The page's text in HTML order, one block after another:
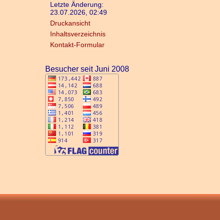
Letzte Änderung:
23.07.2026, 02:49
Druckansicht
Inhaltsverzeichnis
Kontakt-Formular
Besucher seit Juni 2008